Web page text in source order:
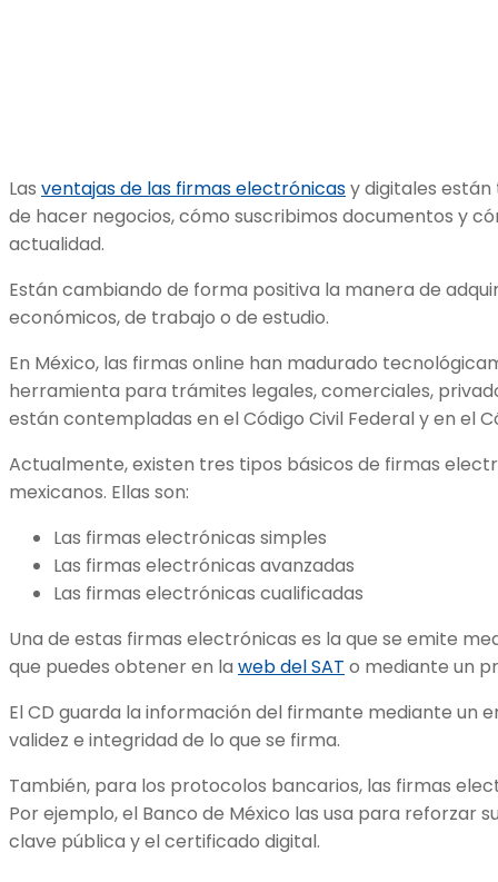
Las ventajas de las firmas electrónicasy digitales
de hacer negocios, cómo suscribimos documentos y
actualidad.
Están cambiando de forma positiva la manera de
económicos, de trabajo o de estudio.
En México, las firmas online han madurado
herramienta para trámites legales, comerciales,
están contempladas en el Código Civil Federal y en el
Actualmente, existen tres tipos básicos de firmas
mexicanos. Ellas son:
Las firmas electrónicas simples
Las firmas electrónicas avanzadas
Las firmas electrónicas cualificadas
Una de estas firmas electrónicas es la que se emite
que puedes obtener en la web del SAT o mediante un
El CD guarda la información del firmante mediante un
validez e integridad de lo que se firma.
También, para los protocolos bancarios, las firmas
Por ejemplo, el Banco de México las usa para reforzar
clave pública y el certificado digital.